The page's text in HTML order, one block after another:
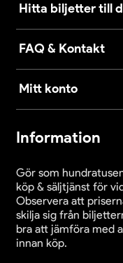
Hitta biljetter till
FAQ & Kontakt
Mitt konto
Information
Gör som
köp & säljtjänst för
Observera att
skilja sig från
bra att jämföra med
innan köp.